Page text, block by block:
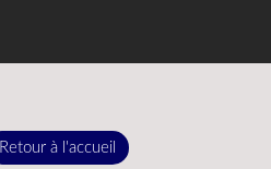
Retour à l'accueil